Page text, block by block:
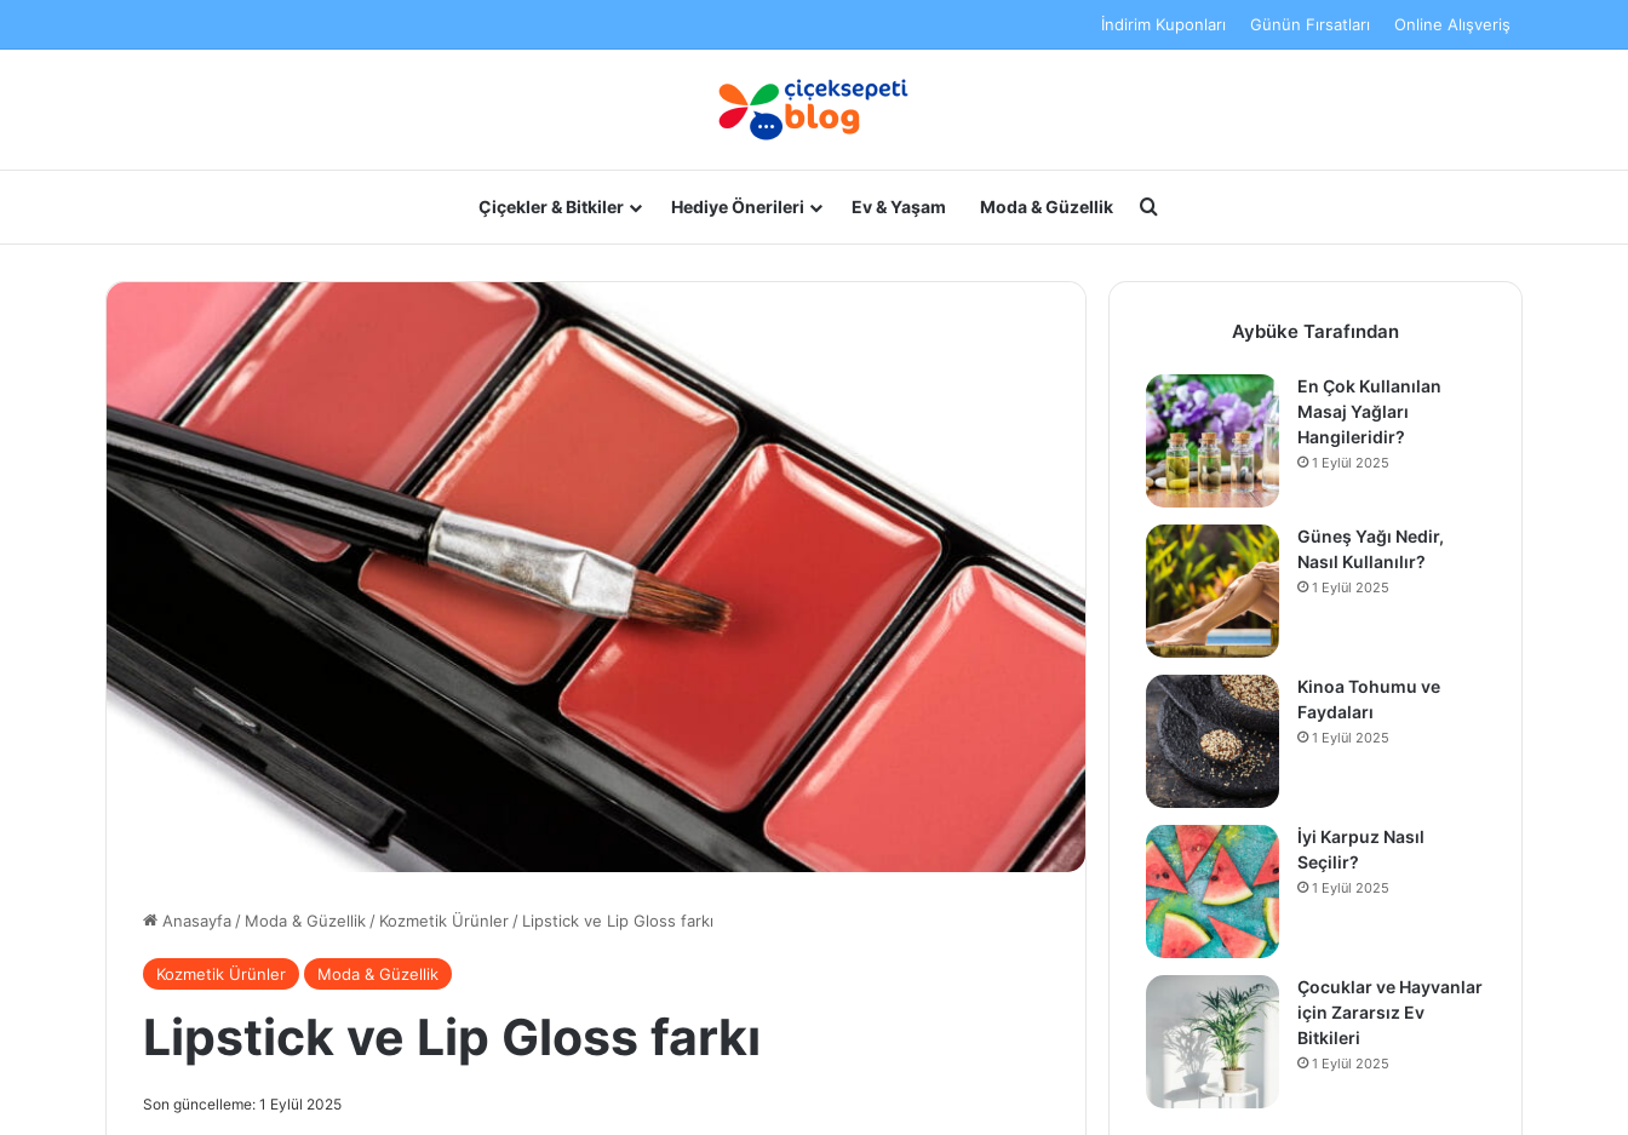
İndirim Kuponları Günün Fırsatları Online Alışveriş
Çiçekler & Bitkiler Hediye Önerileri Ev & Yaşam Moda & Güzellik Arama yap ...
Anasayfa / Moda & Güzellik / Kozmetik Ürünler / Lipstick ve Lip Gloss farkı
Kozmetik Ürünler Moda & Güzellik
Lipstick ve Lip Gloss farkı
Son güncelleme: 1 Eylül 2025
Aybüke Tarafından
En Çok Kullanılan
Masaj Yağları
Hangileridir?
1 Eylül 2025
Güneş Yağı Nedir,
Nasıl Kullanılır?
1 Eylül 2025
Kinoa Tohumu ve
Faydaları
1 Eylül 2025
İyi Karpuz Nasıl
Seçilir?
1 Eylül 2025
Çocuklar ve Hayvanlar
için Zararsız Ev
Bitkileri
1 Eylül 2025